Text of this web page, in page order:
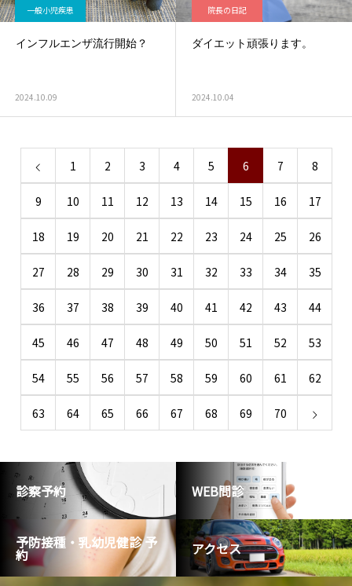
一般小児疾患
インフルエンザ流行開始？
2024.10.09
院長の日記
ダイエット頑張ります。
2024.10.04
1 2 3 4 5 6 7 8
9 10 11 12 13 14 15 16 17
18 19 20 21 22 23 24 25 26
27 28 29 30 31 32 33 34 35
36 37 38 39 40 41 42 43 44
45 46 47 48 49 50 51 52 53
54 55 56 57 58 59 60 61 62
63 64 65 66 67 68 69 70
診察予約 WEB問診
予防接種・乳幼児健診 予
約 アクセス